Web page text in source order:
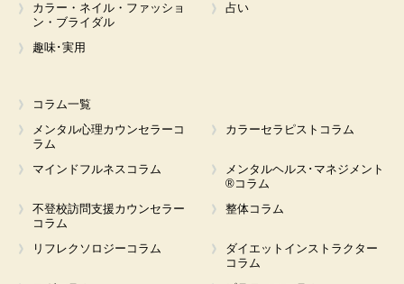
カラー・ネイル・ファッショ
ン・ブライダル
占い
趣味･実用
コラム一覧
メンタル心理カウンセラーコ
ラム
カラーセラピストコラム
マインドフルネスコラム
メンタルヘルス･マネジメント
®コラム
不登校訪問支援カウンセラー
コラム
整体コラム
リフレクソロジーコラム
ダイエットインストラクター
コラム